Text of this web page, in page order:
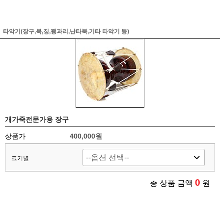
타악기(장구,북,징,꽹과리,난타북,기타 타악기 등)
개가죽전문가용 장구
상품가 400,000원
크기별
총 상품 금액 0 원